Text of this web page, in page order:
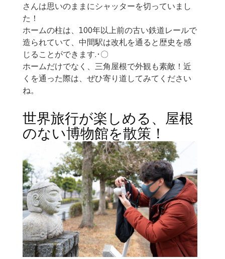
さんは思いのままにシャッターを切っていまし
た！
ホームの柱は、100年以上前の古い鉄道レールで
造られていて、中間駅は改札を通ると歴史を感
じることができます.･〇
ホームだけでなく、三角屋根で外観も素敵！近
くを通った際は、ぜひ寄り道してみてください
ね。
世界旅行が楽しめる、屋根
のない博物館を散策！